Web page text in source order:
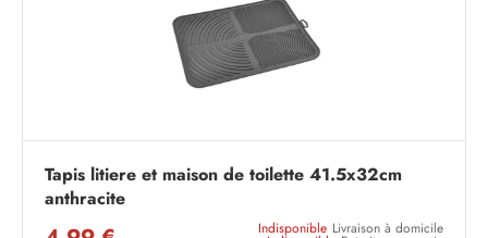
Tapis litiere et maison de toilette 41.5x32cm
anthracite
Indisponible Livraison à domicile